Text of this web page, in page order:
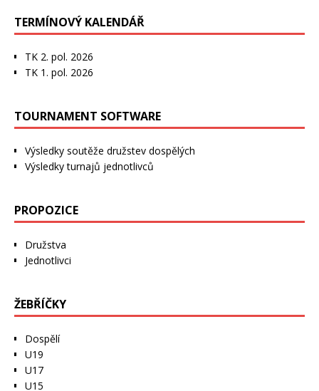
TERMÍNOVÝ KALENDÁŘ
TK 2. pol. 2026
TK 1. pol. 2026
TOURNAMENT SOFTWARE
Výsledky soutěže družstev dospělých
Výsledky turnajů jednotlivců
PROPOZICE
Družstva
Jednotlivci
ŽEBŘÍČKY
Dospělí
U19
U17
U15